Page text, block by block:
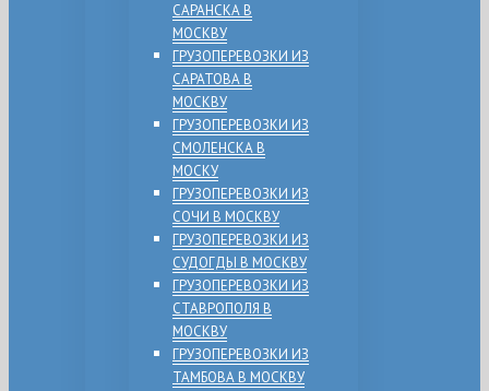
САРАНСКА В
МОСКВУ
ГРУЗОПЕРЕВОЗКИ ИЗ
САРАТОВА В
МОСКВУ
ГРУЗОПЕРЕВОЗКИ ИЗ
СМОЛЕНСКА В
МОСКУ
ГРУЗОПЕРЕВОЗКИ ИЗ
СОЧИ В МОСКВУ
ГРУЗОПЕРЕВОЗКИ ИЗ
СУДОГДЫ В МОСКВУ
ГРУЗОПЕРЕВОЗКИ ИЗ
СТАВРОПОЛЯ В
МОСКВУ
ГРУЗОПЕРЕВОЗКИ ИЗ
ТАМБОВА В МОСКВУ